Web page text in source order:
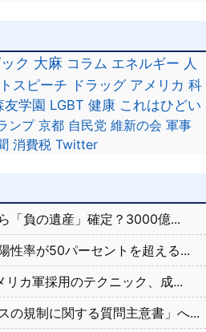
ク 大麻 コラム エネルギー 人
スピーチ ドラッグ アメリカ 科
友学園 LGBT 健康 これはひどい
ンプ 京都 自民党 維新の会 軍事
消費税 Twitter
「負の遺産」確定？3000億...
性率が50パーセントを超える...
リカ軍採用のテクニック、成...
の規制に関する質問主意書」へ...